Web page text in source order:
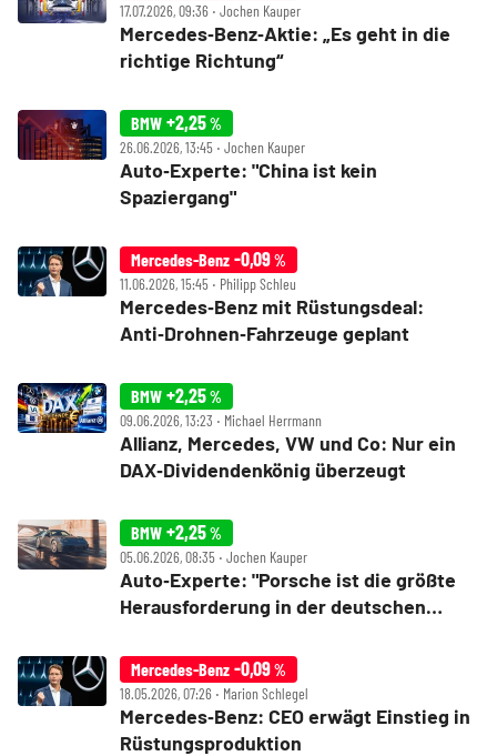
17.07.2026, 09:36 ‧ Jochen Kauper
Mercedes‑Benz‑Aktie: „Es geht in die
richtige Richtung“
BMW +2,25%
26.06.2026, 13:45 ‧ Jochen Kauper
Auto‑Experte: "China ist kein
Spaziergang"
Mercedes-Benz -0,09%
11.06.2026, 15:45 ‧ Philipp Schleu
Mercedes‑Benz mit Rüstungsdeal:
Anti‑Drohnen‑Fahrzeuge geplant
BMW +2,25%
09.06.2026, 13:23 ‧ Michael Herrmann
Allianz, Mercedes, VW und Co: Nur ein
DAX‑Dividendenkönig überzeugt
BMW +2,25%
05.06.2026, 08:35 ‧ Jochen Kauper
Auto‑Experte: "Porsche ist die größte
Herausforderung in der deutschen
Mercedes-Benz -0,09%
18.05.2026, 07:26 ‧ Marion Schlegel
Mercedes‑Benz: CEO erwägt Einstieg in
Rüstungsproduktion